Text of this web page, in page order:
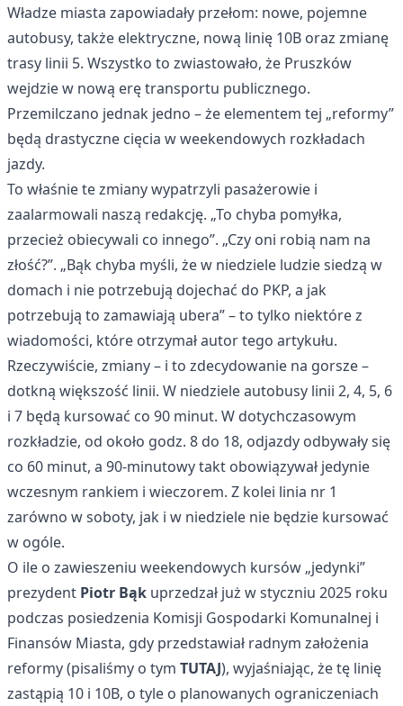
Władze miasta zapowiadały przełom: nowe, pojemne
autobusy, także elektryczne, nową linię 10B oraz zmianę
trasy linii 5. Wszystko to zwiastowało, że Pruszków
wejdzie w nową erę transportu publicznego.
Przemilczano jednak jedno – że elementem tej „reformy”
będą drastyczne cięcia w weekendowych rozkładach
jazdy.
To właśnie te zmiany wypatrzyli pasażerowie i
zaalarmowali naszą redakcję. „To chyba pomyłka,
przecież obiecywali co innego”. „Czy oni robią nam na
złość?”. „Bąk chyba myśli, że w niedziele ludzie siedzą w
domach i nie potrzebują dojechać do PKP, a jak
potrzebują to zamawiają ubera” – to tylko niektóre z
wiadomości, które otrzymał autor tego artykułu.
Rzeczywiście, zmiany – i to zdecydowanie na gorsze –
dotkną większość linii. W niedziele autobusy linii 2, 4, 5, 6
i 7 będą kursować co 90 minut. W dotychczasowym
rozkładzie, od około godz. 8 do 18, odjazdy odbywały się
co 60 minut, a 90-minutowy takt obowiązywał jedynie
wczesnym rankiem i wieczorem. Z kolei linia nr 1
zarówno w soboty, jak i w niedziele nie będzie kursować
w ogóle.
O ile o zawieszeniu weekendowych kursów „jedynki”
prezydent Piotr Bąk uprzedzał już w styczniu 2025 roku
podczas posiedzenia Komisji Gospodarki Komunalnej i
Finansów Miasta, gdy przedstawiał radnym założenia
reformy (pisaliśmy o tym TUTAJ), wyjaśniając, że tę linię
zastąpią 10 i 10B, o tyle o planowanych ograniczeniach